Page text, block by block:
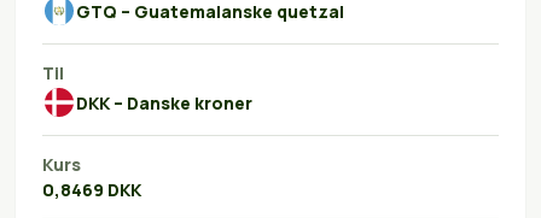
GTQ – Guatemalanske quetzal
Til
DKK – Danske kroner
Kurs
0,8469 DKK